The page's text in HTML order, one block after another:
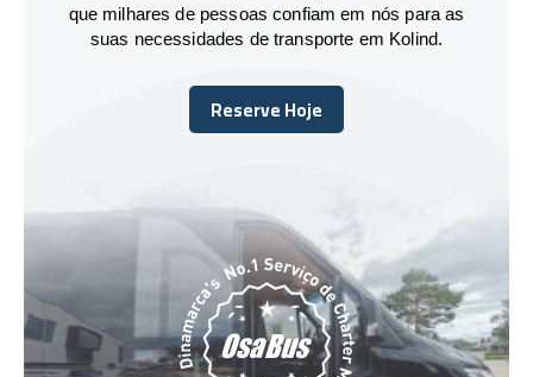
que milhares de pessoas confiam em nós para as
suas necessidades de transporte em Kolind.
Reserve Hoje
Reserve Hoje